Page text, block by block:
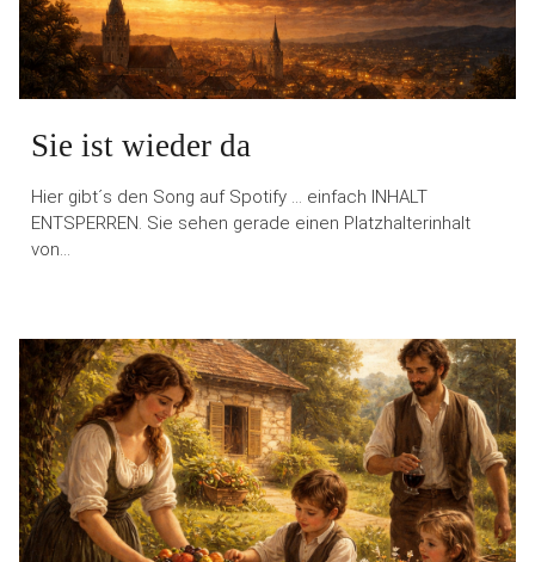
Sie ist wieder da
Hier gibt´s den Song auf Spotify … einfach INHALT
ENTSPERREN. Sie sehen gerade einen Platzhalterinhalt
von…